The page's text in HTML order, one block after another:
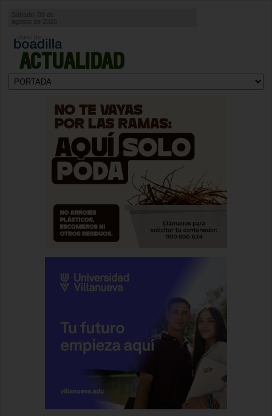
ACTUALIDAD
Sábado, 08 de
agosto de 2026